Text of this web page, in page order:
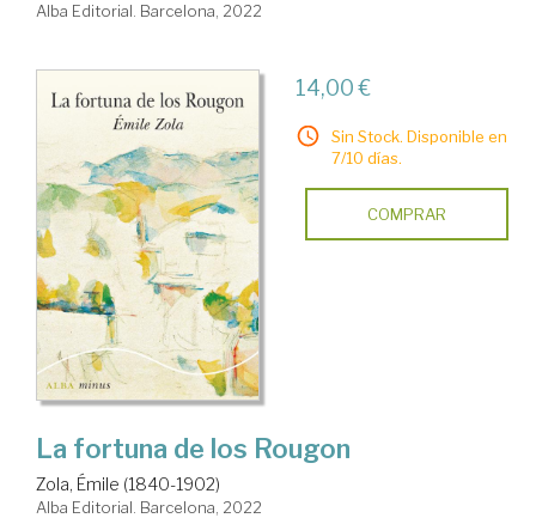
Alba Editorial. Barcelona, 2022
14,00 €
Sin Stock. Disponible en
7/10 días.
COMPRAR
La fortuna de los Rougon
Zola, Émile (1840-1902)
Alba Editorial. Barcelona, 2022